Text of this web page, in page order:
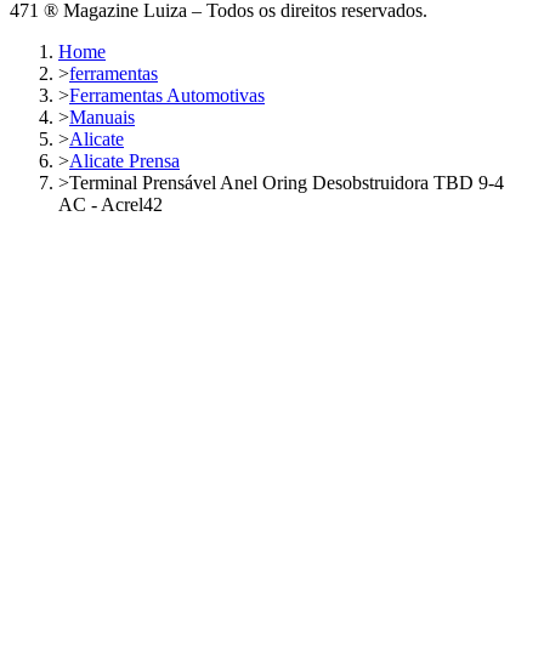
471 ® Magazine Luiza – Todos os direitos reservados.
Home
>ferramentas
>Ferramentas Automotivas
>Manuais
>Alicate
>Alicate Prensa
>Terminal Prensável Anel Oring Desobstruidora TBD 9-4
AC - Acrel42